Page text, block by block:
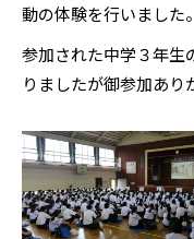
動の体験を行いました。
参加された中学３年生
りましたが御参加あり